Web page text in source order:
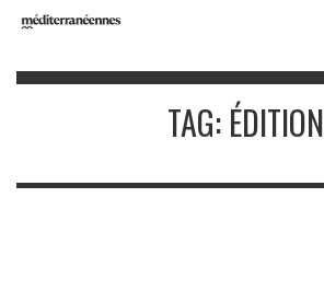
TAG: ÉDITION